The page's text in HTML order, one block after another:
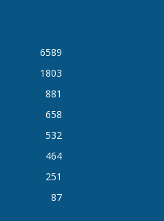
6589
1803
881
658
532
464
251
87